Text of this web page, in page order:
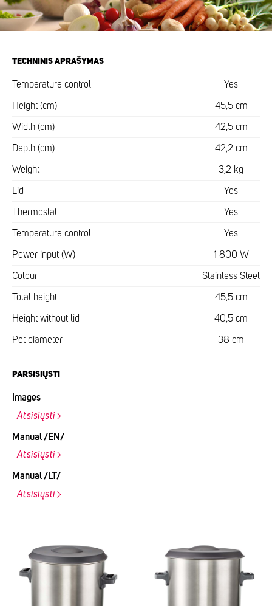
TECHNINIS APRAŠYMAS
Temperature control Yes
Height (cm) 45,5 cm
Width (cm) 42,5 cm
Depth (cm) 42,2 cm
Weight 3,2 kg
Lid Yes
Thermostat Yes
Temperature control Yes
Power input (W) 1 800 W
Colour Stainless Steel
Total height 45,5 cm
Height without lid 40,5 cm
Pot diameter 38 cm
PARSISIŲSTI
Images
Atsisiųsti
Manual /EN/
Atsisiųsti
Manual /LT/
Atsisiųsti